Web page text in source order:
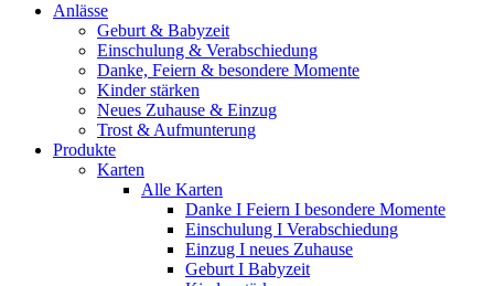
Anlässe
Geburt & Babyzeit
Einschulung & Verabschiedung
Danke, Feiern & besondere Momente
Kinder stärken
Neues Zuhause & Einzug
Trost & Aufmunterung
Produkte
Karten
Alle Karten
Danke I Feiern I besondere Momente
Einschulung I Verabschiedung
Einzug I neues Zuhause
Geburt I Babyzeit